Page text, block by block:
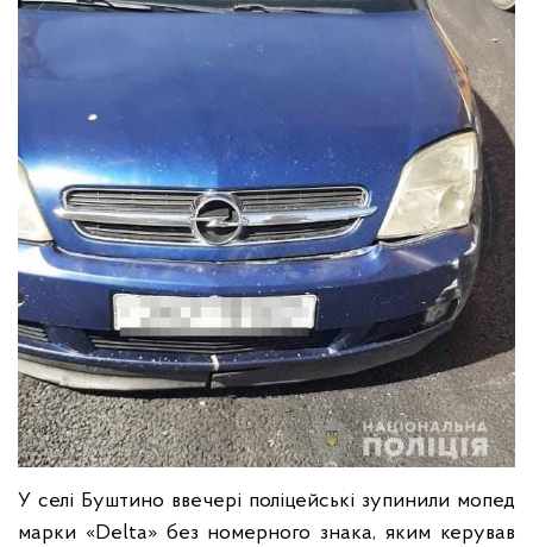
У селі Буштино ввечері поліцейські зупинили мопед
марки «Dеlta» без номерного знака, яким керував